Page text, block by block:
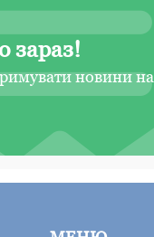
зараз!
новини на